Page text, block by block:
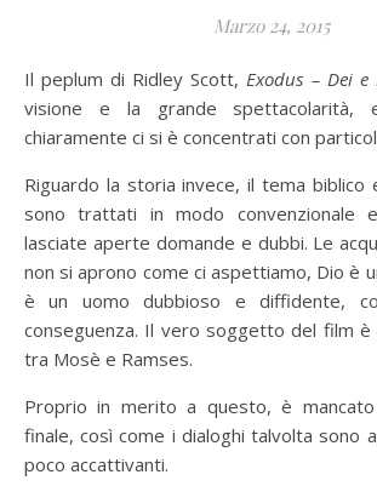
Marzo 24, 2015
Il peplum di Ridley Scott, Exodus – Dei e
visione e la grande spettacolarità,
chiaramente ci si è concentrati con
Riguardo la storia invece, il tema biblico
sono trattati in modo convenzionale
lasciate aperte domande e dubbi. Le
non si aprono come ci aspettiamo, Dio è
è un uomo dubbioso e diffidente,
conseguenza. Il vero soggetto del film è
tra Mosè e Ramses.
Proprio in merito a questo, è
finale, così come i dialoghi talvolta sono
poco accattivanti.